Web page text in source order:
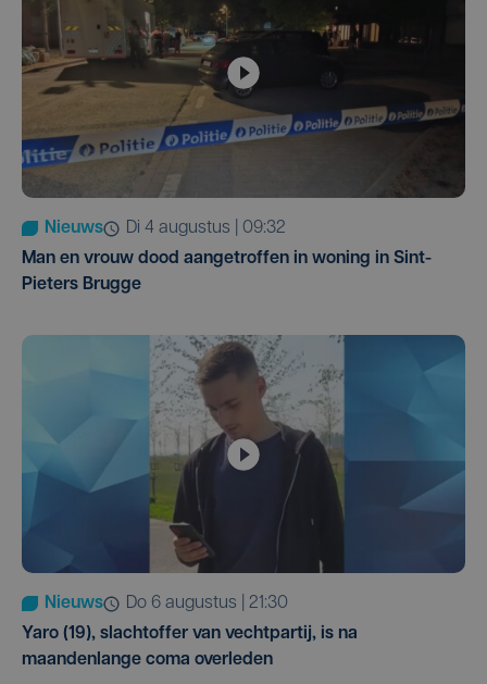
Nieuws
di 4 augustus | 09:32
Man en vrouw dood aangetroffen in woning in Sint-
Pieters Brugge
Nieuws
do 6 augustus | 21:30
Yaro (19), slachtoffer van vechtpartij, is na
maandenlange coma overleden